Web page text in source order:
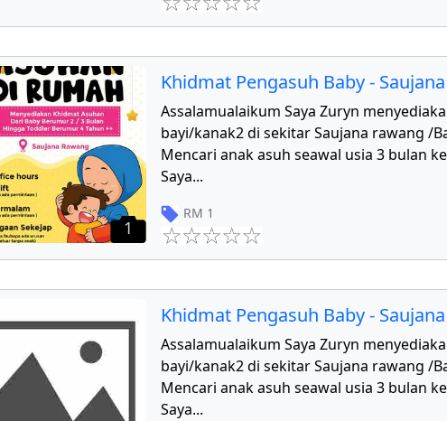
1
Khidmat Pengasuh Baby -
Assalamualaikum Saya Zuryn
bayi/kanak2 di sekitar Saujana rawang /
Mencari anak asuh seawal usia 3 bulan
Saya...
RM 1
Khidmat Pengasuh Baby -
Assalamualaikum Saya Zuryn
bayi/kanak2 di sekitar Saujana rawang /
Mencari anak asuh seawal usia 3 bulan
Saya...